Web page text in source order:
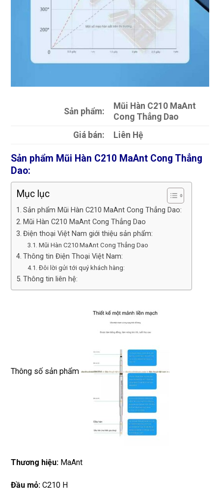
Sản phẩm:
Mũi Hàn C210 MaAnt
Cong Thẳng Dao
Giá bán:
Liên Hệ
Sản phẩm Mũi Hàn C210 MaAnt Cong Thẳng
Dao:
Mục lục
Sản phẩm Mũi Hàn C210 MaAnt Cong Thẳng Dao:
Mũi Hàn C210 MaAnt Cong Thẳng Dao
Điện thoại Việt Nam giới thiệu sản phẩm:
Mũi Hàn C210 MaAnt Cong Thẳng Dao
Thông tin Điện Thoại Việt Nam:
Đôi lời gửi tới quý khách hàng:
Thông tin liên hệ:
Thông số sản phẩm
Thương hiệu: MaAnt
Đầu mỏ: C210 H